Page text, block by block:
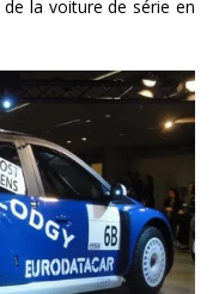
la voiture de série en